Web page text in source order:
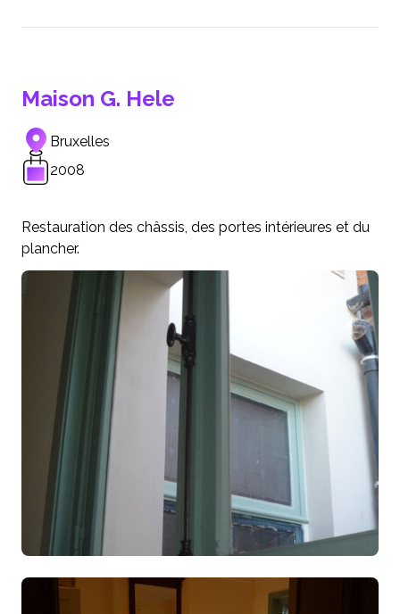
Maison G. Hele
Bruxelles
2008
Restauration des châssis, des portes intérieures et du
plancher.